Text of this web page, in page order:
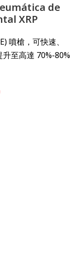
de
XRP
噴槍，可快速、
至高達 70%-80%